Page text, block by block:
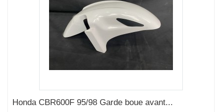
Honda CBR600F 95/98 Garde boue avant...